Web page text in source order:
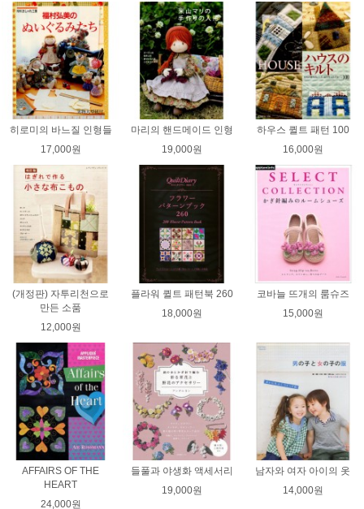
히로미의 바느질 인형들
17,000원
마리의 핸드메이드 인형
19,000원
하우스 퀼트 패턴 100
16,000원
(개정판) 자투리천으로
만든 소품
12,000원
플라워 퀼트 패턴북 260
18,000원
코바늘 뜨개의 룸슈즈
15,000원
AFFAIRS OF THE
HEART
24,000원
들풀과 야생화 액세서리
19,000원
남자와 여자 아이의 옷
14,000원